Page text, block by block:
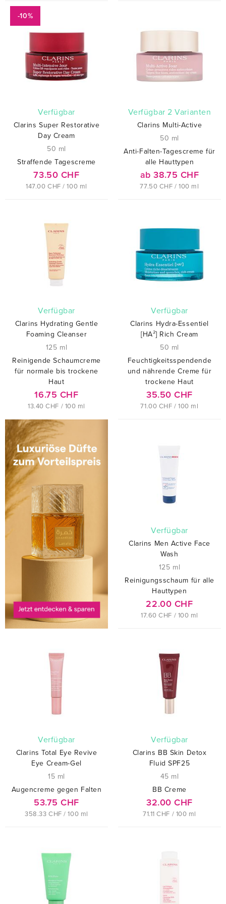
-10%
verfügbar
Clarins Super Restorative
Day Cream
50 ml
Straffende Tagescreme
73.50 CHF
147.00 CHF / 100 ml
verfügbar 2 Varianten
Clarins Multi-Active
50 ml
Anti-Falten-Tagescreme für
alle Hauttypen
ab 38.75 CHF
77.50 CHF / 100 ml
verfügbar
Clarins Hydrating Gentle
Foaming Cleanser
125 ml
Reinigende Schaumcreme
für normale bis trockene
Haut
16.75 CHF
13.40 CHF / 100 ml
verfügbar
Clarins Hydra-Essentiel
[HA²] Rich Cream
50 ml
Feuchtigkeitsspendende
und nährende Creme für
trockene Haut
35.50 CHF
71.00 CHF / 100 ml
verfügbar
Clarins Men Active Face
Wash
125 ml
Reinigungsschaum für alle
Hauttypen
22.00 CHF
17.60 CHF / 100 ml
verfügbar
Clarins Total Eye Revive
Eye Cream-Gel
15 ml
Augencreme gegen Falten
53.75 CHF
358.33 CHF / 100 ml
verfügbar
Clarins BB Skin Detox
Fluid SPF25
45 ml
BB Creme
32.00 CHF
71.11 CHF / 100 ml